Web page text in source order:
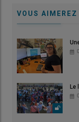
VOUS AIMEREZ
Le